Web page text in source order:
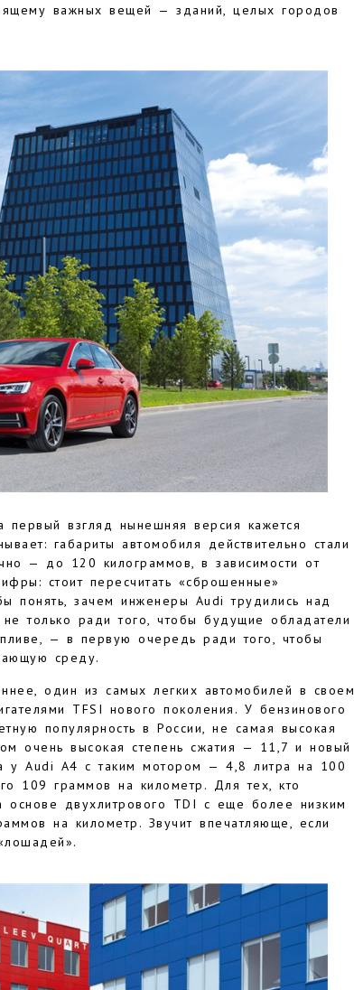
важных вещей — зданий, целых городов
взгляд нынешняя версия кажется
габариты автомобиля действительно стали
— до 120 килограммов, в зависимости от
стоит пересчитать «сброшенные»
понять, зачем инженеры Audi трудились над
только ради того, чтобы будущие обладатели
— в первую очередь ради того, чтобы
среду.
один из самых легких автомобилей в своем
TFSI нового поколения. У бензинового
популярность в России, не самая высокая
очень высокая степень сжатия — 11,7 и новый
у Audi A4 с таким мотором — 4,8 литра на 100
109 граммов на километр. Для тех, кто
основе двухлитрового TDI с еще более низким
на километр. Звучит впечатляюще, если